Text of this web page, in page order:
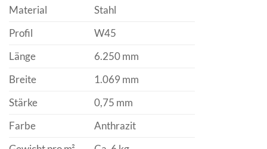
Material
Stahl
Profil
W45
Länge
6.250 mm
Breite
1.069 mm
Stärke
0,75 mm
Farbe
Anthrazit